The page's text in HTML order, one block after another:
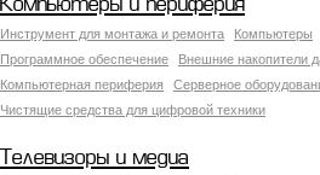
Компьютеры и периферия
Инструмент для монтажа и ремонта Компьютеры
Программное обеспечение
Внешние накопители
Компьютерная периферия
Серверное
Чистящие средства для цифровой техники
Телевизоры и медиа